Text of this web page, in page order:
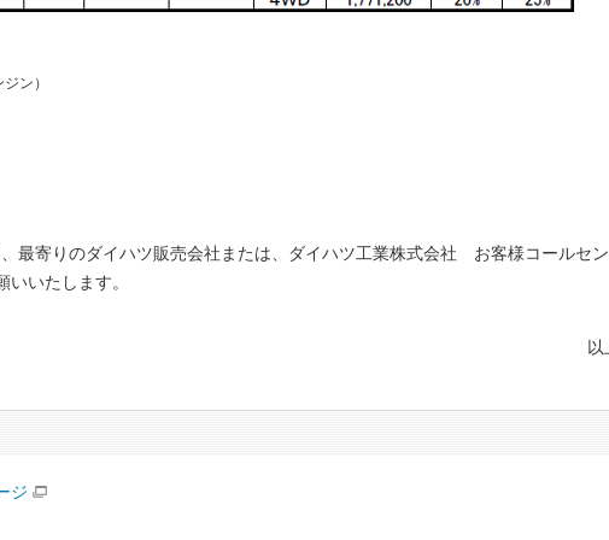
ン）
最寄りのダイハツ販売会社または、ダイハツ工業株式会社 お客様コールセン
いたします。
以
ジ